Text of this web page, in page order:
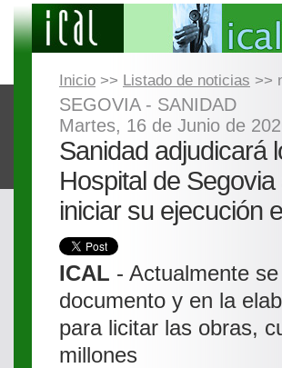
Inicio >> Listado de noticias >>
SEGOVIA - SANIDAD
Martes, 16 de Junio de
Sanidad adjudicará
Hospital de
iniciar su ejecución
ICAL - Actualmente
documento y en la
para licitar las obras,
millones